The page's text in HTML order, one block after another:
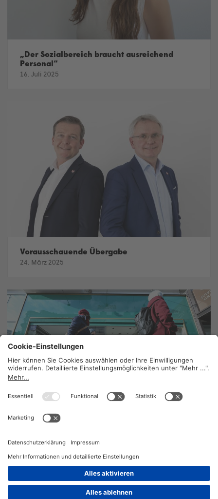
„Der Sozialbereich braucht ausreichend
Personal“
16. Juli 2025
Vorausschauende Übergabe
24. März 2025
Insolvenz: Wie die Gewerkschaft
24. März 2025